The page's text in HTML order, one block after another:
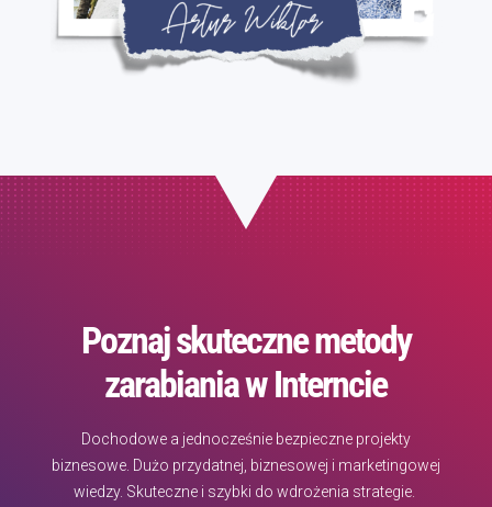
Poznaj skuteczne metody
zarabiania w Interncie
Dochodowe a jednocześnie bezpieczne projekty
biznesowe. Dużo przydatnej, biznesowej i marketingowej
wiedzy. Skuteczne i szybki do wdrożenia strategie.